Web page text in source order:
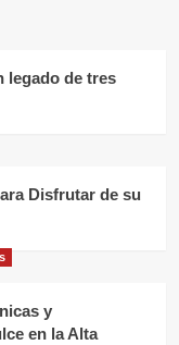
legado de tres
Disfrutar de su
y
en la Alta